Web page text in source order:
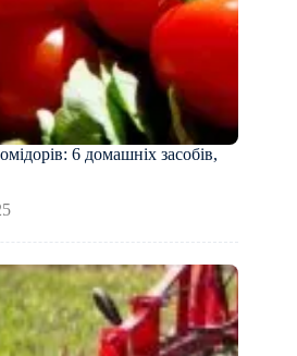
6 домашніх засобів,